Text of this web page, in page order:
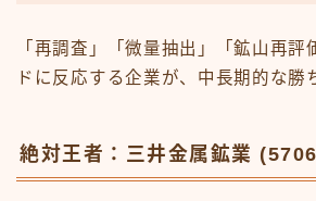
「再調査」「微量抽出」「鉱山再評
ドに反応する企業が、中長期的な勝
絶対王者：三井金属鉱業